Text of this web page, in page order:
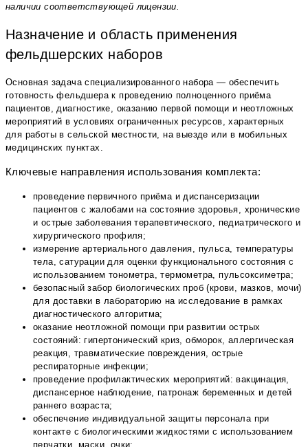
наличии соответствующей лицензии.
Назначение и область применения
фельдшерских наборов
Основная задача специализированного набора — обеспечить
готовность фельдшера к проведению полноценного приёма
пациентов, диагностике, оказанию первой помощи и неотложных
мероприятий в условиях ограниченных ресурсов, характерных
для работы в сельской местности, на выезде или в мобильных
медицинских пунктах.
Ключевые направления использования комплекта:
проведение первичного приёма и диспансеризации
пациентов с жалобами на состояние здоровья, хронические
и острые заболевания терапевтического, педиатрического и
хирургического профиля;
измерение артериального давления, пульса, температуры
тела, сатурации для оценки функционального состояния с
использованием тонометра, термометра, пульсоксиметра;
безопасный забор биологических проб (крови, мазков, мочи)
для доставки в лабораторию на исследование в рамках
диагностического алгоритма;
оказание неотложной помощи при развитии острых
состояний: гипертонический криз, обморок, аллергическая
реакция, травматические повреждения, острые
респираторные инфекции;
проведение профилактических мероприятий: вакцинация,
диспансерное наблюдение, патронаж беременных и детей
раннего возраста;
обеспечение индивидуальной защиты персонала при
контакте с биологическими жидкостями с использованием
перчатки, маски, очки;